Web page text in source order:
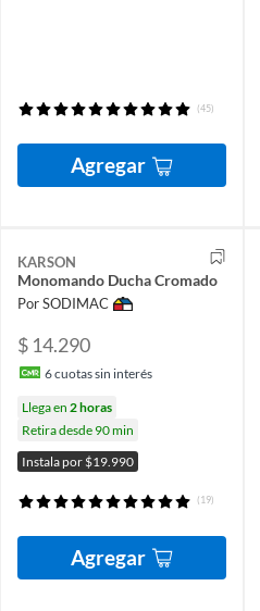
(45)
Agregar
KARSON
Monomando Ducha Cromado
Por SODIMAC
$ 14.290
6cuotas sin interés
Llega en 2 horas
Retira desde 90 min
Instala por $19.990
(19)
Agregar